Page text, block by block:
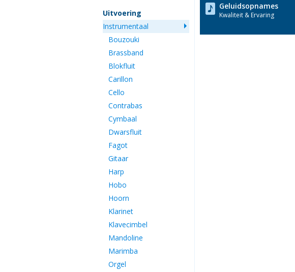
Uitvoering
Instrumentaal
Bouzouki
Brassband
Blokfluit
Carillon
Cello
Contrabas
Cymbaal
Dwarsfluit
Fagot
Gitaar
Harp
Hobo
Hoorn
Klarinet
Klavecimbel
Mandoline
Marimba
Orgel
Geluidsopnames
Kwaliteit & Ervaring